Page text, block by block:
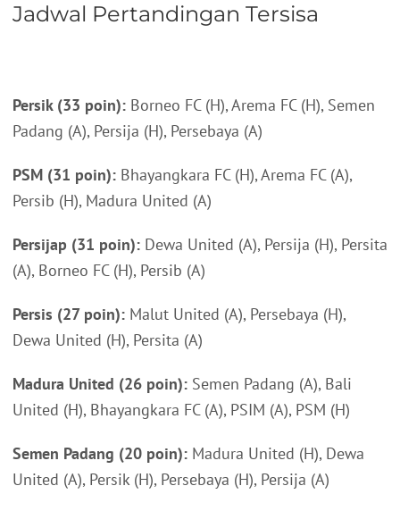
Jadwal Pertandingan Tersisa
Persik (33 poin): Borneo FC (H), Arema FC (H), Semen
Padang (A), Persija (H), Persebaya (A)
PSM (31 poin): Bhayangkara FC (H), Arema FC (A),
Persib (H), Madura United (A)
Persijap (31 poin): Dewa United (A), Persija (H), Persita
(A), Borneo FC (H), Persib (A)
Persis (27 poin): Malut United (A), Persebaya (H),
Dewa United (H), Persita (A)
Madura United (26 poin): Semen Padang (A), Bali
United (H), Bhayangkara FC (A), PSIM (A), PSM (H)
Semen Padang (20 poin): Madura United (H), Dewa
United (A), Persik (H), Persebaya (H), Persija (A)